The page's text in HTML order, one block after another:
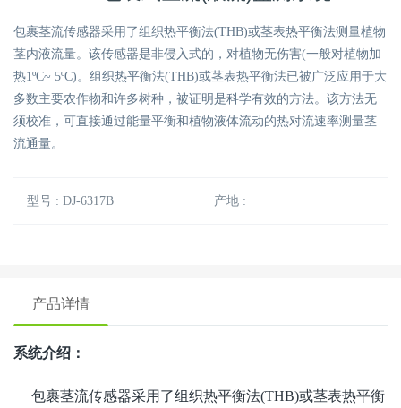
包裹茎流传感器采用了组织热平衡法(THB)或茎表热平衡法测量植物
茎内液流量。该传感器是非侵入式的，对植物无伤害(一般对植物加
热1ºC~ 5ºC)。组织热平衡法(THB)或茎表热平衡法已被广泛应用于大
多数主要农作物和许多树种，被证明是科学有效的方法。该方法无
须校准，可直接通过能量平衡和植物液体流动的热对流速率测量茎
流通量。
型号 : DJ-6317B 产地 :
产品详情
系统介绍：
包裹茎流传感器采用了组织热平衡法(THB)或茎表热平衡